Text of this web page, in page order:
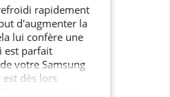
rapidement
d'augmenter la
lui confère une
est parfait
votre Samsung
dès lors